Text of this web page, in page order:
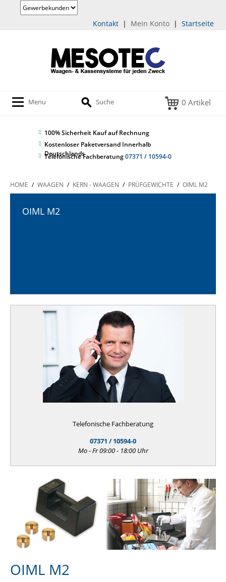
Startseite
|
Mein Konto
|
Kontakt
Menu Suche 0 Artikel
100% Sicherheit Kauf auf Rechnung
Kostenloser Paketversand Innerhalb
Deutschlands
Telefonische Fachberatung07371 / 10594-0
HOME / WAAGEN / KERN - WAAGEN / PRÜFGEWICHTE / OIML M2
OIML M2
Telefonische Fachberatung
07371 / 10594-0
Mo - Fr 09:00 - 18:00 Uhr
OIML M2